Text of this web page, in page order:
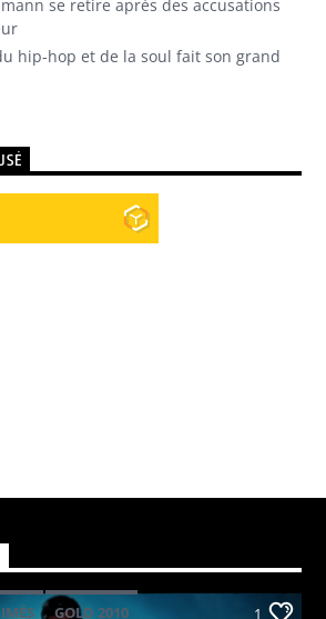
se retire après des accusations
hip-hop et de la soul fait son grand
GOLD 2010
1